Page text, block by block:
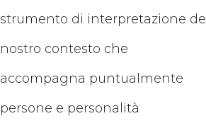
strumento di interpretazione del
nostro contesto che
accompagna puntualmente
persone e personalità